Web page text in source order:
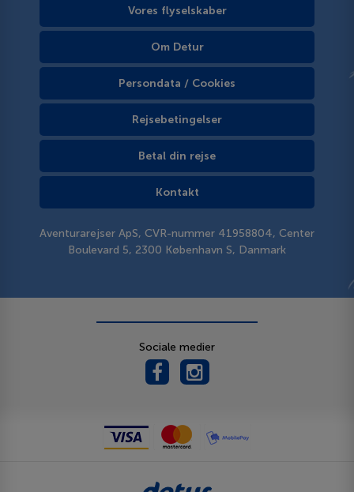
Vores flyselskaber
Om Detur
Persondata / Cookies
Rejsebetingelser
Betal din rejse
Kontakt
Aventurarejser ApS, CVR-nummer 41958804, Center
Boulevard 5, 2300 København S, Danmark
Sociale medier